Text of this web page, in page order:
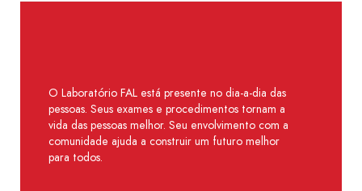
O Laboratório FAL está presente no dia-a-dia das
pessoas. Seus exames e procedimentos tornam a
vida das pessoas melhor. Seu envolvimento com a
comunidade ajuda a construir um futuro melhor
para todos.